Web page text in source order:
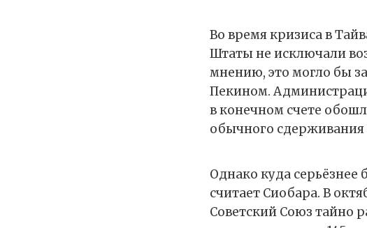
Во время кризиса в
Штаты не исключали
мнению, это могло бы
Пекином.
в конечном счете
обычного
Однако куда серьёзнее
считает Сиобара. В
Советский Союз тайно